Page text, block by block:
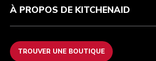
À PROPOS DE KITCHENAID
TROUVER UNE BOUTIQUE